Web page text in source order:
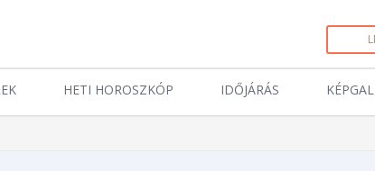
HETI HOROSZKÓP IDŐJÁRÁS